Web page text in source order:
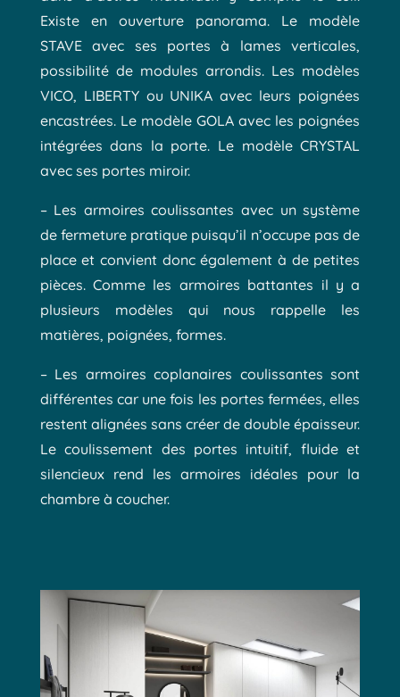
Existe en ouverture panorama. Le modèle
STAVE avec ses portes à lames verticales,
possibilité de modules arrondis. Les modèles
VICO, LIBERTY ou UNIKA avec leurs poignées
encastrées. Le modèle GOLA avec les poignées
intégrées dans la porte. Le modèle CRYSTAL
avec ses portes miroir.
– Les armoires coulissantes avec un système
de fermeture pratique puisqu’il n’occupe pas de
place et convient donc également à de petites
pièces.Comme les armoires battantes il y a
plusieurs modèles qui nous rappelle les
matières, poignées, formes.
– Les armoires coplanaires coulissantes sont
différentes car une fois les portes fermées, elles
restent alignées sans créer de double épaisseur.
Le coulissement des portes intuitif, fluide et
silencieux rend les armoires idéales pour la
chambre à coucher.